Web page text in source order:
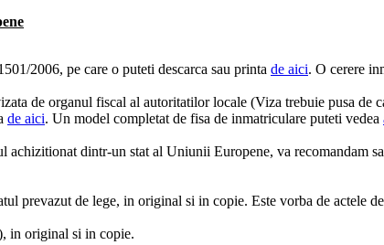
2006, pe care o puteti descarca sau printa de aici. O cerere
de organul fiscal al autoritatilor locale (Viza trebuie pusa de
de aici. Un model completat de fisa de inmatriculare puteti vedea
dintr-un stat al Uniunii Europene, va recomandam
prevazut de lege, in original si in copie. Este vorba de actele
in original si in copie.